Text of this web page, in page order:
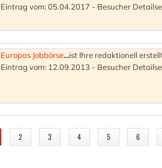
Eintrag vom: 05.04.2017 - Besucher
Europas Jobbörse...ist Ihre redaktionell
Eintrag vom: 12.09.2013 - Besucher
2 3 4 5 6